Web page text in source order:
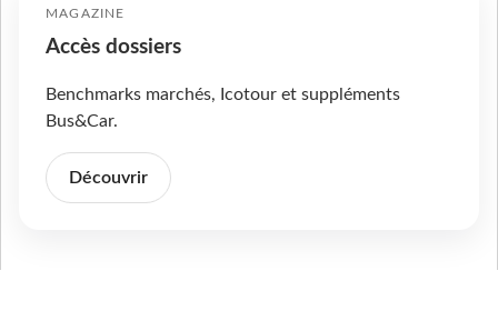
MAGAZINE
Accès dossiers
Benchmarks marchés, Icotour et suppléments
Bus&Car.
Découvrir